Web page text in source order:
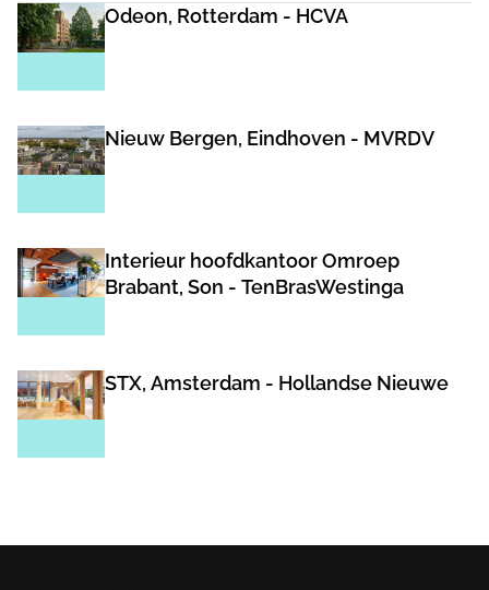
Odeon, Rotterdam - HCVA
Nieuw Bergen, Eindhoven - MVRDV
Interieur hoofdkantoor Omroep
Brabant, Son - TenBrasWestinga
STX, Amsterdam - Hollandse Nieuwe